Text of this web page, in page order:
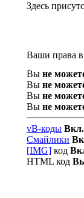
Здесь
Ваши права в
Вы не
Вы не
Вы не
Вы не
vB-коды Вкл.
Смайлики
[IMG] код
HTML код